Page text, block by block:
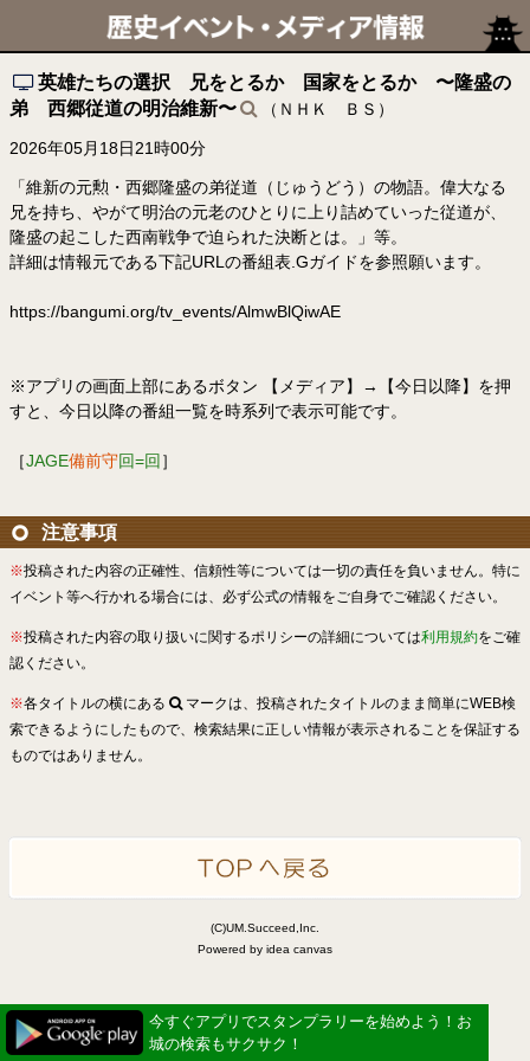
英雄たちの選択 兄をとるか 国家をとるか 〜隆盛の
弟 西郷従道の明治維新〜
（ＮＨＫ ＢＳ）
2026年05月18日21時00分
「維新の元勲・西郷隆盛の弟従道（じゅうどう）の物語。偉大なる
兄を持ち、やがて明治の元老のひとりに上り詰めていった従道が、
隆盛の起こした西南戦争で迫られた決断とは。」等。
詳細は情報元である下記URLの番組表.Gガイドを参照願います。
https://bangumi.org/tv_events/AlmwBlQiwAE
※アプリの画面上部にあるボタン 【メディア】→【今日以降】を押
すと、今日以降の番組一覧を時系列で表示可能です。
［JAGE備前守回=回 ］
注意事項
※投稿された内容の正確性、信頼性等については一切の責任を負いません。特に
イベント等へ行かれる場合には、必ず公式の情報をご自身でご確認ください。
※投稿された内容の取り扱いに関するポリシーの詳細については利用規約をご確
認ください。
※各タイトルの横にある
マークは、投稿されたタイトルのまま簡単にWEB検
索できるようにしたもので、検索結果に正しい情報が表示されることを保証する
ものではありません。
(C)UM.Succeed,Inc.
Powered by idea canvas
今すぐアプリでスタンプラリーを始めよう！お
城の検索もサクサク！